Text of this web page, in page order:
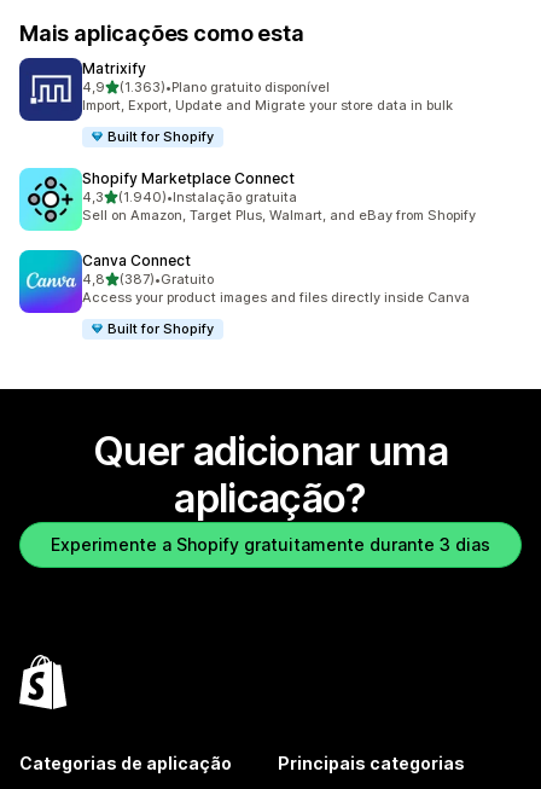
Mais aplicações como esta
Matrixify
4,9de 5 estrelas
(1.363)
1363 total de avaliações
•Plano gratuito disponível
Import, Export, Update and Migrate your store data in bulk
Built for Shopify
Shopify Marketplace Connect
4,3de 5 estrelas
(1.940)
1940 total de avaliações
•Instalação gratuita
Sell on Amazon, Target Plus, Walmart, and eBay from Shopify
Canva Connect
4,8de 5 estrelas
(387)
387 total de avaliações
•Gratuito
Access your product images and files directly inside Canva
Built for Shopify
Quer adicionar uma
aplicação?
Experimente a Shopify gratuitamente durante 3 dias
Categorias de aplicação Principais categorias